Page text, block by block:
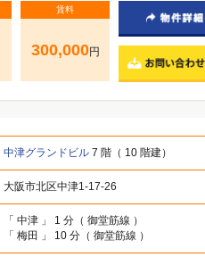
賃料
300,000円
中津グランドビル 7 階（ 10 階建）
大阪市北区中津1-17-26
「 中津 」 1 分（ 御堂筋線 ）
「 梅田 」 10 分（ 御堂筋線 ）